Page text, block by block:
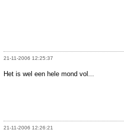
21-11-2006 12:25:37
Het is wel een hele mond vol...
21-11-2006 12:26:21